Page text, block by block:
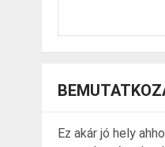
Ez akár jó hely